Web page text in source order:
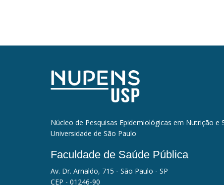
Núcleo de Pesquisas Epidemiológicas em Nutrição e
Universidade de São Paulo
Faculdade de Saúde Pública
Av. Dr. Arnaldo, 715 - São Paulo - SP
CEP - 01246-90